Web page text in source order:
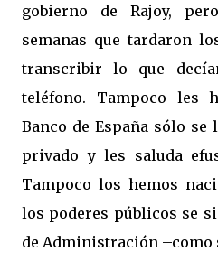
gobierno de Rajoy,
semanas que tardaron
transcribir lo que
teléfono. Tampoco les
Banco de España sólo
privado y les saluda
Tampoco los hemos
los poderes públicos se
de Administración –como